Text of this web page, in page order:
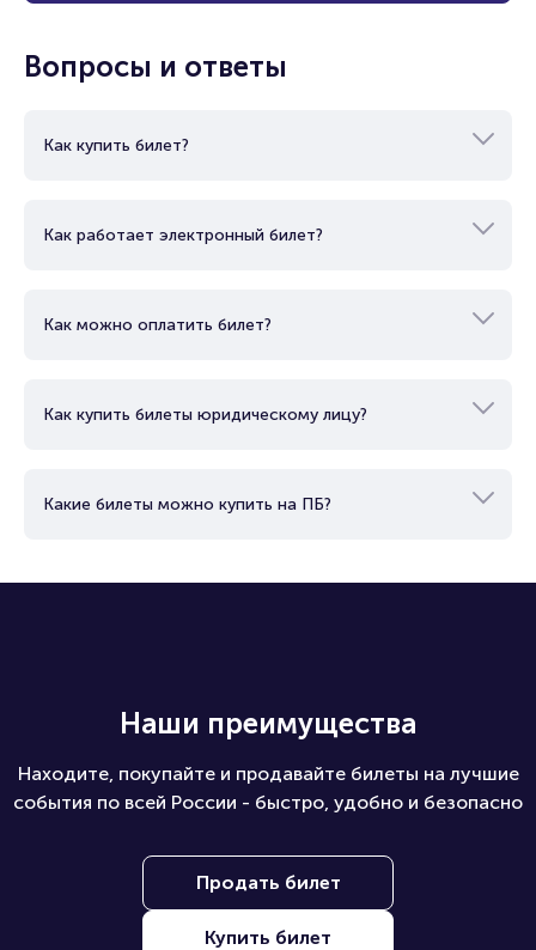
Вопросы и ответы
Как купить билет?
Как работает электронный билет?
Как можно оплатить билет?
Как купить билеты юридическому лицу?
Какие билеты можно купить на ПБ?
Наши преимущества
Находите, покупайте и продавайте билеты на лучшие
события по всей России - быстро, удобно и безопасно
Продать билет
Купить билет